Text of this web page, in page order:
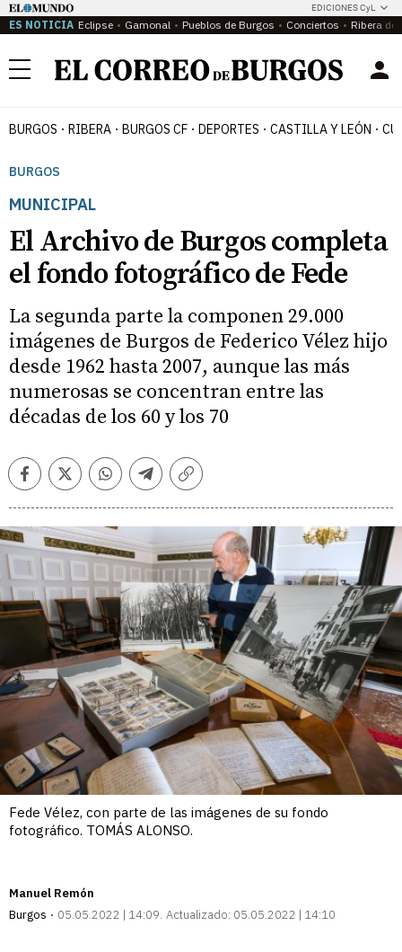
EDICIONES CyL
ES NOTICIA Eclipse Gamonal Pueblos de Burgos Conciertos Ribera del
Menú
BURGOS RIBERA BURGOS CF DEPORTES CASTILLA Y LEÓN
BURGOS
MUNICIPAL
El Archivo de Burgos completa
el fondo fotográfico de Fede
La segunda parte la componen 29.000
imágenes de Burgos de Federico Vélez hijo
desde 1962 hasta 2007, aunque las más
numerosas se concentran entre las
décadas de los 60 y los 70
FacebookTwitterWhatsappTelegramCopiar
Fede Vélez, con parte de las imágenes de su fondo
fotográfico. TOMÁS ALONSO.
Manuel Remón
Burgos
05.05.2022 | 14:09 Actualizado: 05.05.2022 | 14:10